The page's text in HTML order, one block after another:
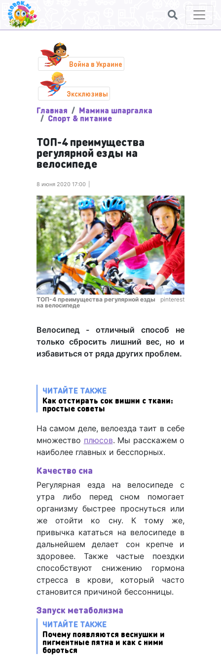
Война в Украине
Эксклюзивы
Главная Мамина шпаргалка
Спорт & питание
ТОП-4 преимущества
регулярной езды на
велосипеде
8 июня 2020 17:00
ТОП-4 преимущества регулярной езды
на велосипеде
pinterest
Велосипед - отличный способ не
только сбросить лишний вес, но и
избавиться от ряда других проблем.
ЧИТАЙТЕ ТАКЖЕ
Как отстирать сок вишни с ткани:
простые советы
На самом деле, велоезда таит в себе
множество плюсов. Мы расскажем о
наиболее главных и бесспорных.
Качество сна
Регулярная езда на велосипеде с
утра либо перед сном помогает
организму быстрее проснуться или
же отойти ко сну. К тому же,
привычка кататься на велосипеде в
дальнейшем делает сон крепче и
здоровее. Также частые поездки
способствуют снижению гормона
стресса в крови, который часто
становится причиной бессонницы.
Запуск метаболизма
ЧИТАЙТЕ ТАКЖЕ
Почему появляются веснушки и
пигментные пятна и как с ними
бороться